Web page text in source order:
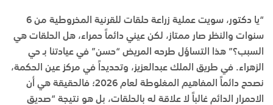
“يا دكتور، سويت عملية زراعة حلقات للقرنية المخروطية من 6
سنوات والنظر صار ممتاز، لكن عيني دائماً حمراء، هل الحلقات هي
السبب؟” هذا التساؤل طرحه المريض “حسن” في عيادتنا بـحي
الزهراء. في طريق الملك عبدالعزيز، وتحديداً في مركز عين الحكمة،
نصحح دائماً المفاهيم المغلوطة لعام 2026؛ فالحقيقة هي أن
الاحمرار الدائم غالباً لا علاقة له بالحلقات، بل هو نتيجة “صديق